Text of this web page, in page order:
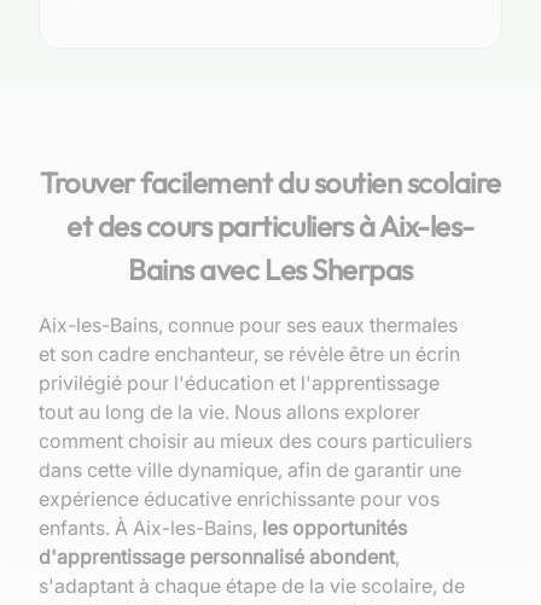
Trouver facilement du soutien scolaire
et des cours particuliers à Aix-les-
Bains avec Les Sherpas
Aix-les-Bains, connue pour ses eaux thermales
et son cadre enchanteur, se révèle être un écrin
privilégié pour l'éducation et l'apprentissage
tout au long de la vie. Nous allons explorer
comment choisir au mieux des cours particuliers
dans cette ville dynamique, afin de garantir une
expérience éducative enrichissante pour vos
enfants. À Aix-les-Bains, les opportunités
d'apprentissage personnalisé abondent,
s'adaptant à chaque étape de la vie scolaire, de